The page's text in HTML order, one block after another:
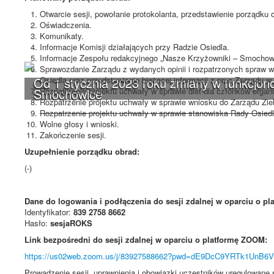
Od 1 stycznia 2023 roku zmiany w
Smochowice
Otwarcie sesji, powołanie protokolanta, przedstawienie porządku
Oświadczenia.
Komunikaty.
Informacje Komisji działających przy Radzie Osiedla.
Informacje Zespołu redakcyjnego „Nasze Krzyżowniki –
Sprawozdanie Zarządu z wydanych opinii i rozpatrzonych spraw
Osiedla oraz przedstawianie bieżącej informacji z prac Zarządu
Rozpatrzenie projektu uchwały w sprawie diet dla członków
Rozpatrzenie projektu uchwały w sprawie wniosku do Zarządu
Rozpatrzenie projektu uchwały w sprawie stanowiska Rady
Wolne głosy i wnioski.
Zakończenie sesji.
Uzupełnienie porządku obrad:
(-)
Dane do logowania i podłączenia do sesji zdalnej w oparciu o
Identyfikator: 839 2758 8662
Hasło: sesjaROKS
Link bezpośredni do sesji zdalnej w oparciu o platformę ZOOM:
https://us02web.zoom.us/j/